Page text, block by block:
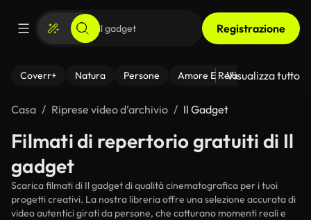
Registrazione
Coverr+ Natura Persone Amore E Relazioni Il
Visualizza tutto
Casa Riprese video d’archivio Il Gadget
Filmati di repertorio gratuiti di Il
gadget
Scarica filmati di Il gadget di qualità cinematografica per i tuoi
progetti creativi. La nostra libreria offre una selezione accurata di
video autentici girati da persone, che catturano momenti reali e